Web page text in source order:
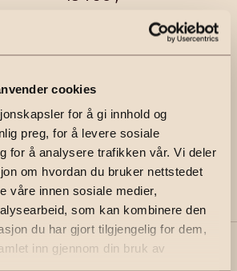
cookies
for å gi innhold og
preg, for å levere sosiale
for å analysere trafikken vår. Vi deler
om hvordan du bruker nettstedet
våre innen sosiale medier,
som kan kombinere den
du har gjort tilgjengelig for dem,
inn gjennom din bruk av
FELLESKOSTNADER
65 837
INTERNT BRUKSAREAL
75 m2
MNEF | Partner
Sabori